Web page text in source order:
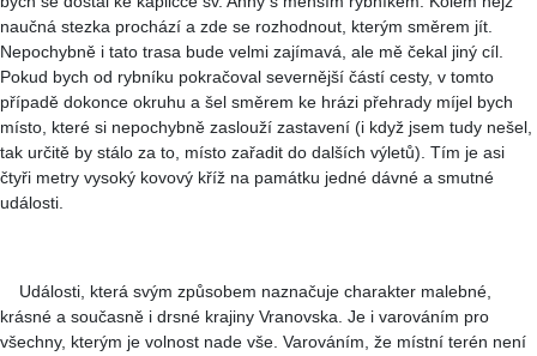
naučná stezka prochází a zde se rozhodnout, kterým směrem jít.
Nepochybně i tato trasa bude velmi zajímavá, ale mě čekal jiný cíl.
Pokud bych od rybníku pokračoval severnější částí cesty, v tomto
případě dokonce okruhu a šel směrem ke hrázi přehrady míjel bych
místo, které si nepochybně zaslouží zastavení (i když jsem tudy nešel,
tak určitě by stálo za to, místo zařadit do dalších výletů). Tím je asi
čtyři metry vysoký kovový kříž na památku jedné dávné a smutné
události.
Události, která svým způsobem naznačuje charakter malebné,
krásné a současně i drsné krajiny Vranovska. Je i varováním pro
všechny, kterým je volnost nade vše. Varováním, že místní terén není